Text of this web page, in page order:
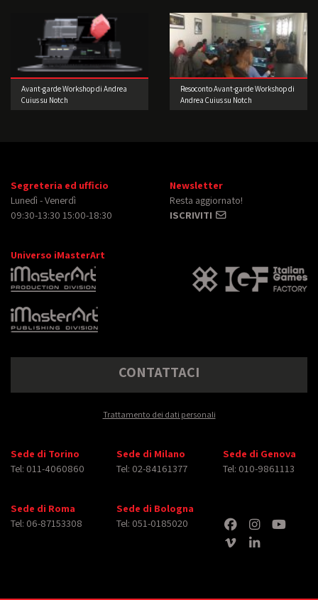
Avant-garde Workshop di Andrea
Cuius su Notch
Resoconto Avant-garde Workshop di
Andrea Cuius su Notch
Segreteria ed ufficio
Lunedì - Venerdì
09:30-13:30 15:00-18:30
Newsletter
Resta aggiornato!
ISCRIVITI
Universo iMasterArt
CONTATTACI
Trattamento dei dati personali
Sede di Torino
Tel: 011-4060860
Sede di Milano
Tel: 02-84161377
Sede di Genova
Tel: 010-9861113
Sede di Roma
Tel: 06-87153308
Sede di Bologna
Tel: 051-0185020